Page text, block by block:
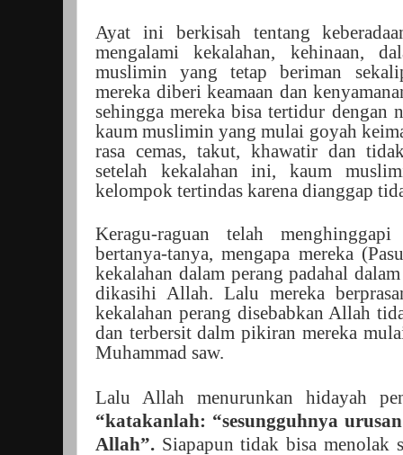
Ayat ini berkisah tentang
mengalami kekalahan, kehinaan,
muslimin yang tetap beriman
mereka diberi keamaan dan
sehingga mereka bisa tertidur dengan
kaum muslimin yang mulai goyah
rasa cemas, takut, khawatir dan
setelah kekalahan ini, kaum
kelompok tertindas karena dianggap
Keragu-raguan telah
bertanya-tanya, mengapa mereka
kekalahan dalam perang padahal
dikasihi Allah. Lalu mereka
kekalahan perang disebabkan Allah
dan terbersit dalm pikiran mereka
Muhammad saw.
Lalu Allah menurunkan hidayah
“katakanlah: “sesungguhnya
Allah”. Siapapun tidak bisa menolak